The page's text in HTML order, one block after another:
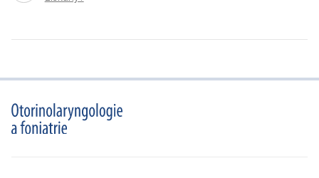
proLékaře.cz